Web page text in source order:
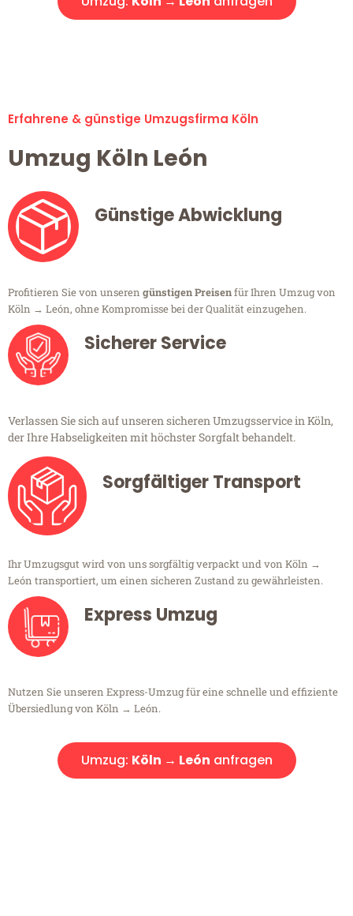
Erfahrene & günstige Umzugsfirma Köln
Umzug Köln León
Günstige Abwicklung
Profitieren Sie von unseren günstigen Preisenfür Ihren Umzug von
Köln → León, ohne Kompromisse bei der Qualität einzugehen.
Sicherer Service
Verlassen Sie sich auf unseren sicheren Umzugsservice in Köln,
der Ihre Habseligkeiten mit höchster Sorgfalt behandelt.
Sorgfältiger Transport
Ihr Umzugsgut wird von uns sorgfältig verpackt und von Köln →
León transportiert, um einen sicheren Zustand zu gewährleisten.
Express Umzug
Nutzen Sie unseren Express-Umzug für eine schnelle und effiziente
Übersiedlung von Köln → León.
Umzug: Köln → León anfragen